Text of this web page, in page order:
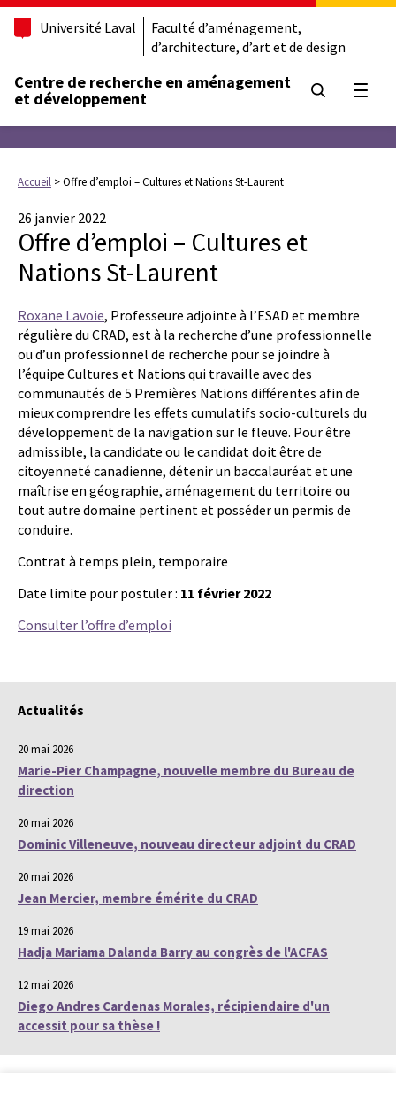
Université Laval
Faculté d’aménagement,
d’architecture, d’art et de design
Centre de recherche en aménagement
et développement
Accueil >Offre d’emploi – Cultures et Nations St-Laurent
26 janvier 2022
Offre d’emploi – Cultures et
Nations St-Laurent
Roxane Lavoie, Professeure adjointe à l’ESAD et membre
régulière du CRAD, est à la recherche d’une professionnelle
ou d’un professionnel de recherche pour se joindre à
l’équipe Cultures et Nations qui travaille avec des
communautés de 5 Premières Nations différentes afin de
mieux comprendre les effets cumulatifs socio-culturels du
développement de la navigation sur le fleuve. Pour être
admissible, la candidate ou le candidat doit être de
citoyenneté canadienne, détenir un baccalauréat et une
maîtrise en géographie, aménagement du territoire ou
tout autre domaine pertinent et posséder un permis de
conduire.
Contrat à temps plein, temporaire
Date limite pour postuler : 11 février 2022
Consulter l’offre d’emploi
Actualités
20 mai 2026
Marie-Pier Champagne, nouvelle membre du Bureau de
direction
20 mai 2026
Dominic Villeneuve, nouveau directeur adjoint du CRAD
20 mai 2026
Jean Mercier, membre émérite du CRAD
19 mai 2026
Hadja Mariama Dalanda Barry au congrès de l'ACFAS
12 mai 2026
Diego Andres Cardenas Morales, récipiendaire d'un
accessit pour sa thèse !